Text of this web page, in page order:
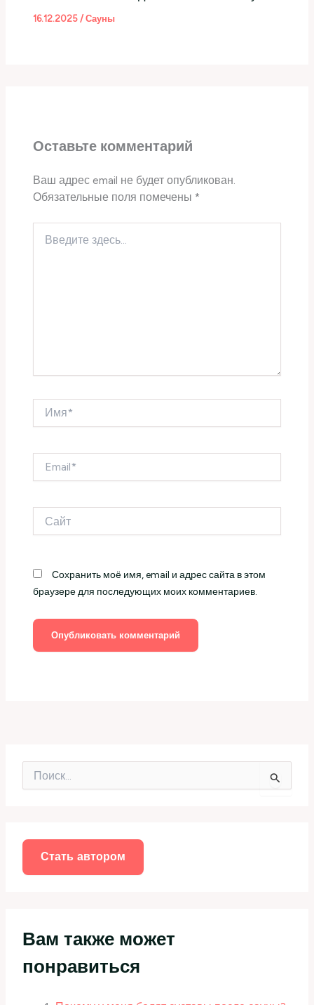
16.12.2025/Сауны
Оставьте комментарий
Ваш адрес email не будет опубликован.
Обязательные поля помечены*
здесь...
Сохранить моё имя, email и адрес сайта в этом
браузере для последующих моих комментариев.
Стать автором
Вам также может
понравиться